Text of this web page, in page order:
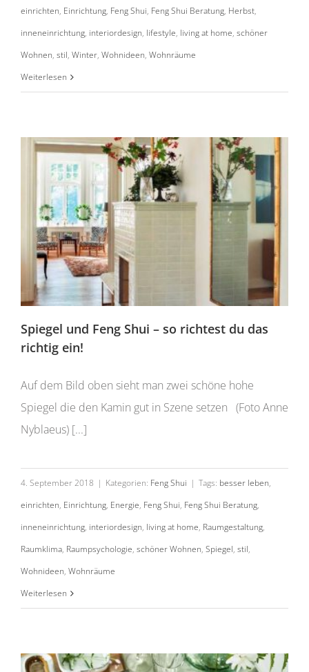
einrichten, Einrichtung, Feng Shui, Feng Shui Beratung, Herbst,
inneneinrichtung, interiordesign, lifestyle, living at home, schöner
Wohnen, stil, Winter, Wohnideen, Wohnräume
Weiterlesen
Spiegel und Feng Shui – so richtest du das
Spiegel und Feng Shui – so richtest du das
richtig ein!
Auf dem Bild oben sieht man zwei schöne hohe
Spiegel die den Kamin gut in Szene setzen (Foto Anne
Nyblaeus) [...]
4. September 2018 | Kategorien: Feng Shui | Tags: besser leben,
einrichten, Einrichtung, Energie, Feng Shui, Feng Shui Beratung,
inneneinrichtung, interiordesign, living at home, Raumgestaltung,
Raumklima, Raumpsychologie, schöner Wohnen, Spiegel, stil,
Wohnideen, Wohnräume
Weiterlesen